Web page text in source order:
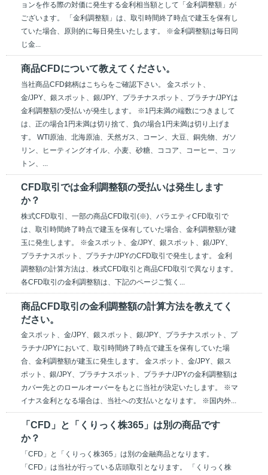
ョンを作る際の対価に発生する金利相当額として「金利調整額」が
ございます。 「金利調整額」は、取引時間終了時点で建玉を保有し
ていた場合、原則的に毎日発生いたします。 ※金利調整額は毎日同
じ金...
商品CFDについて教えてください。
当社商品CFD銘柄はこちらをご確認下さい。 金スポット、
金/JPY、銀スポット、銀/JPY、プラチナスポット、プラチナ/JPYは
金利調整額の受払いが発生します。 ※1円未満の端数につきまして
は、正の場合1円未満は切り捨て、負の場合1円未満は切り上げま
す。 WTI原油、北海原油、天然ガス、コーン、大豆、銅先物、ガソ
リン、ヒーティングオイル、小麦、砂糖、ココア、コーヒー、コッ
トン、...
CFD取引では金利調整額の受払いは発生します
か？
株式CFD取引、一部の商品CFD取引(※)、バラエティCFD取引で
は、取引時間終了時点で建玉を保有していた場合、金利調整額が建
玉に発生します。 ※金スポット、金/JPY、銀スポット、銀/JPY、
プラチナスポット、プラチナ/JPYのCFD取引で発生します。 金利
調整額の計算方法は、株式CFD取引と商品CFD取引で異なります。
各CFD取引の金利調整額は、下記のページご覧く...
商品CFD取引の金利調整額の計算方法を教えてく
ださい。
金スポット、金/JPY、銀スポット、銀/JPY、プラチナスポット、プ
ラチナ/JPYにおいて、取引時間終了時点で建玉を保有していた場
合、金利調整額が建玉に発生します。 金スポット、金/JPY、銀ス
ポット、銀/JPY、プラチナスポット、プラチナ/JPYの金利調整額は
カバー先とのロールオーバーをもとに当社が決定いたします。 ※マ
イナス金利となる場合は、当社への支払いとなります。 ※国内外...
「CFD」と「くりっく株365」は別の商品です
か？
「CFD」と「くりっく株365」は別の金融商品となります。
「CFD」は当社が行っている店頭取引となります。 「くりっく株